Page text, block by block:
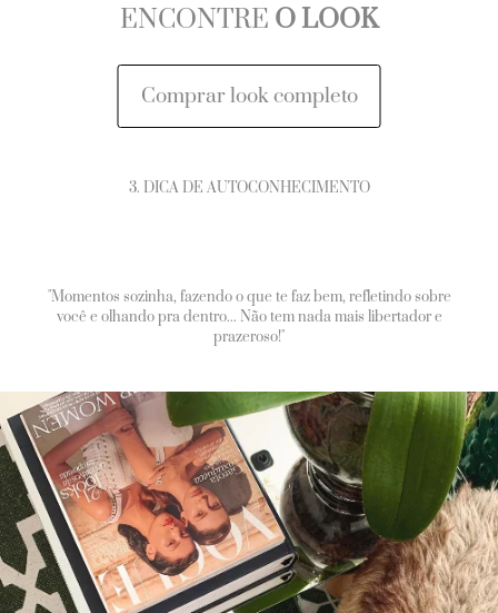
ENCONTRE O LOOK
Comprar look completo
3. DICA DE AUTOCONHECIMENTO
"Momentos sozinha, fazendo o que te faz bem, refletindo sobre
você e olhando pra dentro... Não tem nada mais libertador e
prazeroso!"